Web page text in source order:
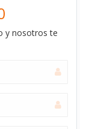
y nosotros te